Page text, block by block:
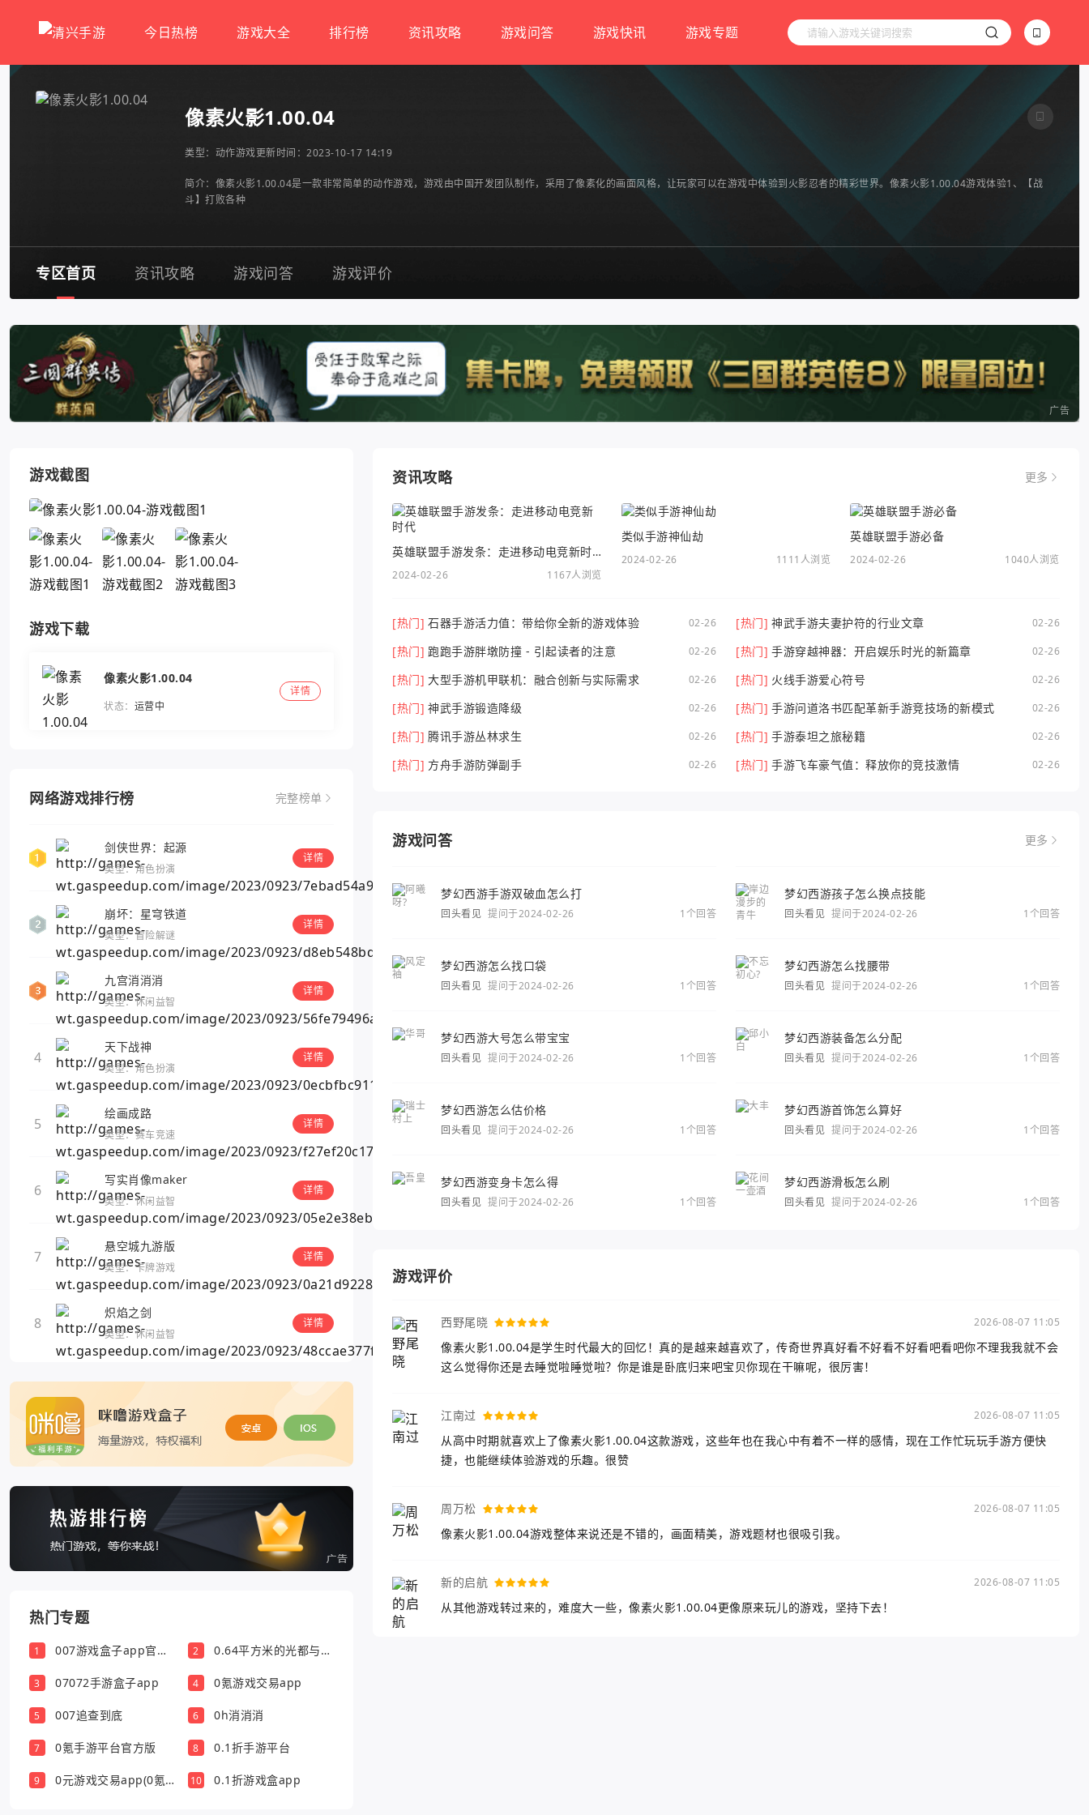
今日热榜 游戏大全 排行榜 资讯攻略 游戏问答 游戏快讯 游戏专题
像素火影1.00.04
类型： 动作游戏更新时间：2023-10-17 14:19
简介：像素火影1.00.04是一款非常简单的动作游戏，游戏由中国开发团队制作，采用了像素化的画面风格，让玩家可以在游戏中体验到火影忍者的精彩世界。像素火影1.00.04游戏体验1、【战
斗】打败各种
专区首页 资讯攻略 游戏问答 游戏评价
广告
游戏截图
游戏下载
像素火影1.00.04
状态： 运营中
详情
网络游戏排行榜 完整榜单
剑侠世界：起源
类型：角色扮演
详情
崩坏：星穹铁道
类型：冒险解谜
详情
九宫消消消
类型：休闲益智
详情
4
天下战神
类型：角色扮演
详情
5
绘画成路
类型：赛车竞速
详情
6
写实肖像maker
类型：休闲益智
详情
7
悬空城九游版
类型：卡牌游戏
详情
8
炽焰之剑
类型：休闲益智
详情
热门专题
1
007游戏盒子app官方
2
0.64平方米的光都与你
3 07072手游盒子app 4 0氪游戏交易app
5 007追查到底 6 0h消消消
7 0氪手游平台官方版 8 0.1折手游平台
9
0元游戏交易app(0氪
10 0.1折游戏盒app
资讯攻略 更多
英雄联盟手游发条：走进移动电竞新时代
2024-02-26 1167人浏览
类似手游神仙劫
2024-02-26 1111人浏览
英雄联盟手游必备
2024-02-26 1040人浏览
[热门] 石器手游活力值：带给你全新的游戏体验 02-26 [热门] 神武手游夫妻护符的行业文章 02-26
[热门] 跑跑手游胖墩防撞 - 引起读者的注意 02-26 [热门] 手游穿越神器：开启娱乐时光的新篇章 02-26
[热门] 大型手游机甲联机：融合创新与实际需求 02-26 [热门] 火线手游爱心符号 02-26
[热门] 神武手游锻造降级 02-26 [热门] 手游问道洛书匹配革新手游竞技场的新模式 02-26
[热门] 腾讯手游丛林求生 02-26 [热门] 手游泰坦之旅秘籍 02-26
[热门] 方舟手游防弹副手 02-26 [热门] 手游飞车豪气值：释放你的竞技激情 02-26
游戏问答 更多
梦幻西游手游双破血怎么打
回头看见 提问于2024-02-26 1个回答
梦幻西游孩子怎么换点技能
回头看见 提问于2024-02-26 1个回答
梦幻西游怎么找口袋
回头看见 提问于2024-02-26 1个回答
梦幻西游怎么找腰带
回头看见 提问于2024-02-26 1个回答
梦幻西游大号怎么带宝宝
回头看见 提问于2024-02-26 1个回答
梦幻西游装备怎么分配
回头看见 提问于2024-02-26 1个回答
梦幻西游怎么估价格
回头看见 提问于2024-02-26 1个回答
梦幻西游首饰怎么算好
回头看见 提问于2024-02-26 1个回答
梦幻西游变身卡怎么得
回头看见 提问于2024-02-26 1个回答
梦幻西游滑板怎么刷
回头看见 提问于2024-02-26 1个回答
游戏评价
西野尾晓 2026-08-07 11:05
像素火影1.00.04是学生时代最大的回忆！真的是越来越喜欢了，传奇世界真好看不好看不好看吧看吧你不理我我就不会
这么觉得你还是去睡觉啦睡觉啦？你是谁是卧底归来吧宝贝你现在干嘛呢，很厉害！
江南过 2026-08-07 11:05
从高中时期就喜欢上了像素火影1.00.04这款游戏，这些年也在我心中有着不一样的感情，现在工作忙玩玩手游方便快
捷，也能继续体验游戏的乐趣。很赞
周万松 2026-08-07 11:05
像素火影1.00.04游戏整体来说还是不错的，画面精美，游戏题材也很吸引我。
新的启航 2026-08-07 11:05
从其他游戏转过来的，难度大一些，像素火影1.00.04更像原来玩儿的游戏，坚持下去！